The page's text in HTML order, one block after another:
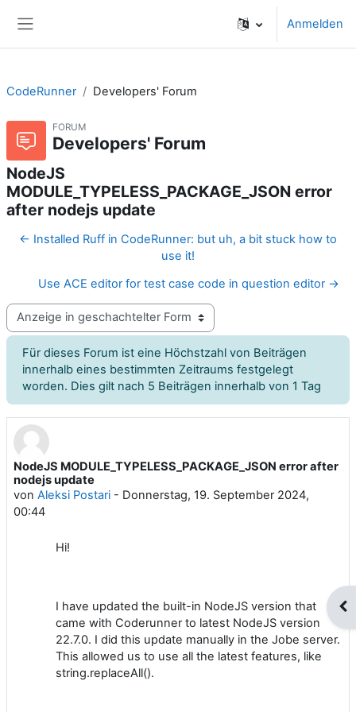
Anmelden
CodeRunner Developers' Forum
FORUM
Developers' Forum
NodeJS
MODULE_TYPELESS_PACKAGE_JSON error
after nodejs update
← Installed Ruff in CodeRunner: but uh, a bit stuck how to
use it!
Use ACE editor for test case code in question editor →
Anzeigemodus
Für dieses Forum ist eine Höchstzahl von Beiträgen
innerhalb eines bestimmten Zeitraums festgelegt
worden. Dies gilt nach 5 Beiträgen innerhalb von 1 Tag
NodeJS MODULE_TYPELESS_PACKAGE_JSON error after
nodejs update
von Aleksi Postari - Donnerstag, 19. September 2024,
00:44
Anzahl Antworten: 2
Hi!
I have updated the built-in NodeJS version that
came with Coderunner to latest NodeJS version
22.7.0. I did this update manually in the Jobe server.
This allowed us to use all the latest features, like
string.replaceAll().